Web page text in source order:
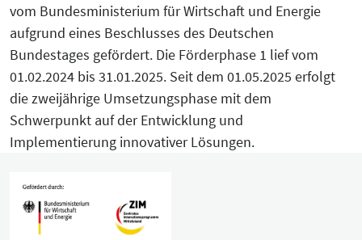
vom Bundesministerium für Wirtschaft und Energie
aufgrund eines Beschlusses des Deutschen
Bundestages gefördert. Die Förderphase 1 lief vom
01.02.2024 bis 31.01.2025. Seit dem 01.05.2025 erfolgt
die zweijährige Umsetzungsphase mit dem
Schwerpunkt auf der Entwicklung und
Implementierung innovativer Lösungen.